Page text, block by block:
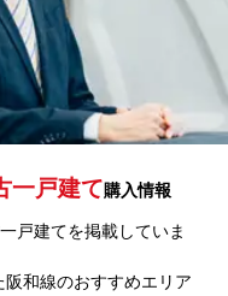
一戸建て購入情報
戸建てを掲載していま
和線のおすすめエリア